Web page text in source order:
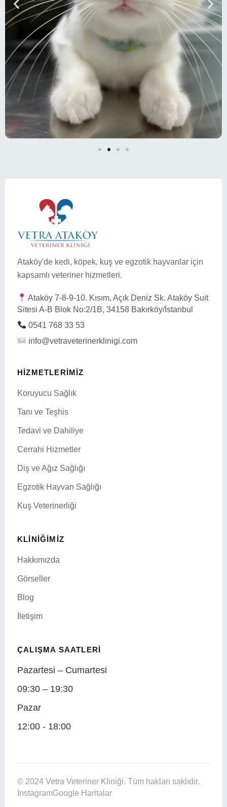
Ataköy'de kedi, köpek, kuş ve egzotik hayvanlar için
kapsamlı veteriner hizmetleri.
Ataköy 7-8-9-10. Kısım, Açık Deniz Sk. Ataköy Suit
Sitesi A-B Blok No:2/1B, 34158 Bakırköy/İstanbul
0541 768 33 53
info@vetraveterinerklinigi.com
HIZMETLERIMIZ
Koruyucu Sağlık
Tanı ve Teşhis
Tedavi ve Dahiliye
Cerrahi Hizmetler
Diş ve Ağız Sağlığı
Egzotik Hayvan Sağlığı
Kuş Veterinerliği
KLINIĞIMIZ
Hakkımızda
Görseller
Blog
İletişim
ÇALIŞMA SAATLERI
Pazartesi – Cumartesi
09:30 – 19:30
Pazar
12:00 - 18:00
© 2024 Vetra Veteriner Kliniği. Tüm hakları saklıdır.
InstagramGoogle Haritalar